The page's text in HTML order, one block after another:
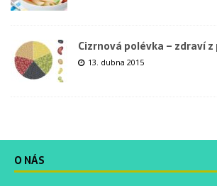
Cizrnová polévka – zdraví
13. dubna 2015
O NÁS